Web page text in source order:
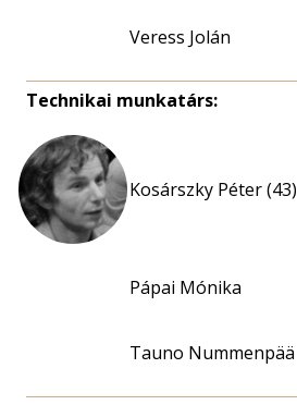
Veress Jolán
Technikai munkatárs:
Kosárszky Péter (43)
Pápai Mónika
Tauno Nummenpää